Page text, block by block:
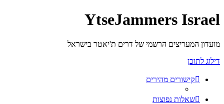
YtseJammers Israel
מועדון המעריצים הרשמי של דרים ת'יאטר בישראל
דילוג לתוכן
קישורים מהירים
שאלות נפוצות